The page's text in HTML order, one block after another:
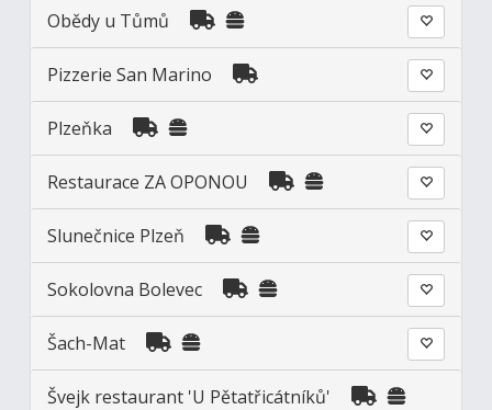
Obědy u Tůmů
Pizzerie San Marino
Plzeňka
Restaurace ZA OPONOU
Slunečnice Plzeň
Sokolovna Bolevec
Šach-Mat
Švejk restaurant 'U Pětatřicátníků'